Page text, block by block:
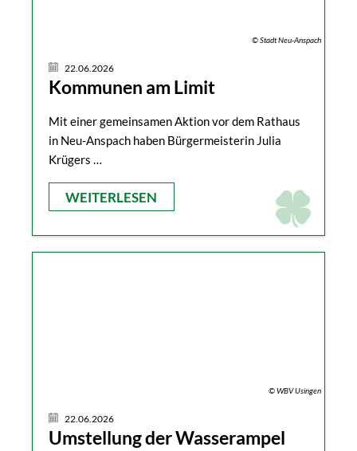
© Stadt Neu-Anspach
22.06.2026
Kommunen am Limit
Mit einer gemeinsamen Aktion vor dem Rathaus
in Neu-Anspach haben Bürgermeisterin Julia
Krügers …
WEITERLESEN
© WBV Usingen
22.06.2026
Umstellung der Wasserampel